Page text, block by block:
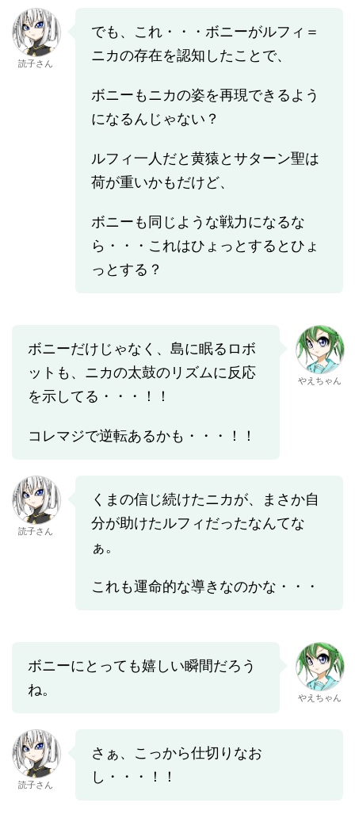
読子さん
でも、これ・・・ボニーがルフィ＝
ニカの存在を認知したことで、
ボニーもニカの姿を再現できるよう
になるんじゃない？
ルフィ一人だと黄猿とサターン聖は
荷が重いかもだけど、
ボニーも同じような戦力になるな
ら・・・これはひょっとするとひょ
っとする？
ボニーだけじゃなく、島に眠るロボ
ットも、ニカの太鼓のリズムに反応
を示してる・・・！！
コレマジで逆転あるかも・・・！！
やえちゃん
読子さん
くまの信じ続けたニカが、まさか自
分が助けたルフィだったなんてな
ぁ。
これも運命的な導きなのかな・・・
ボニーにとっても嬉しい瞬間だろう
ね。
やえちゃん
読子さん
さぁ、こっから仕切りなお
し・・・！！